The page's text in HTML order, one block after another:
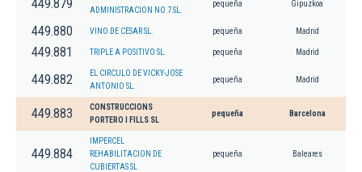
449.879
ADMINISTRACION NO 7 SL.
pequeña Gipuzkoa
449.880 VINO DE CESAR SL. pequeña Madrid
449.881 TRIPLE A POSITIVO SL. pequeña Madrid
449.882
EL CIRCULO DE VICKY-JOSE
ANTONIO SL.
pequeña Madrid
449.883
CONSTRUCCIONS
PORTERO I FILLS SL
pequeña Barcelona
449.884
IMPERCEL
REHABILITACION DE
CUBIERTAS SL
pequeña Baleares